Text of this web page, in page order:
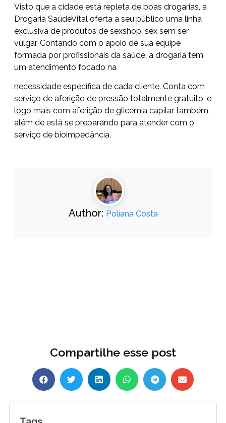
Visto que a cidade está repleta de boas drogarias, a
Drogaria SaúdeVital oferta a seu público uma linha
exclusiva de produtos de sexshop, sex sem ser
vulgar. Contando com o apoio de sua equipe
formada por profissionais da saúde, a drogaria tem
um atendimento focado na
necessidade específica de cada cliente. Conta com
serviço de aferição de pressão totalmente gratuito, e
logo mais com aferição de glicemia capilar também,
além de está se preparando para atender com o
serviço de bioimpedância.
Author: Poliana Costa
Compartilhe esse post